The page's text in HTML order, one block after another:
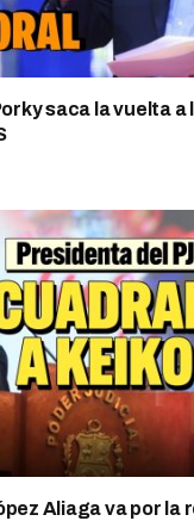
saca la vuelta a
Aliaga va por la